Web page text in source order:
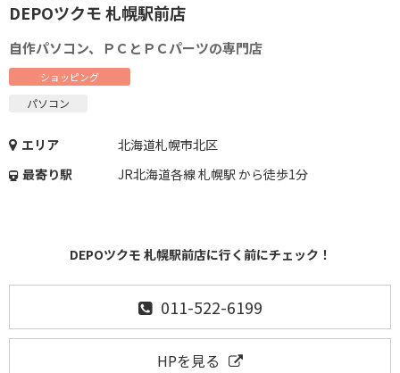
DEPOツクモ 札幌駅前店
自作パソコン、ＰＣとＰＣパーツの専門店
ショッピング
パソコン
エリア
北海道札幌市北区
最寄り駅
JR北海道各線 札幌駅 から徒歩1分
DEPOツクモ 札幌駅前店に行く前にチェック！
011-522-6199
HPを見る